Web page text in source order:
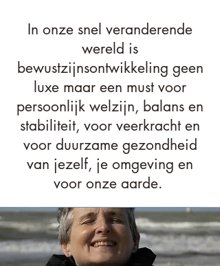
In onze snel veranderende
wereld is
bewustzijnsontwikkeling geen
luxe maar een must voor
persoonlijk welzijn, balans en
stabiliteit, voor veerkracht en
voor duurzame gezondheid
van jezelf, je omgeving en
voor onze aarde.